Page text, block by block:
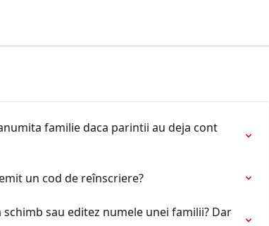
familie daca parintii au deja cont
un cod de reînscriere?
sau editez numele unei familii? Dar